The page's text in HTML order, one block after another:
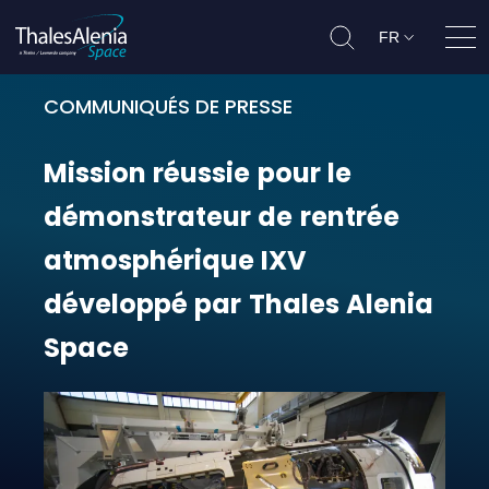
FR
COMMUNIQUÉS DE PRESSE
Mission réussie pour le
Mission réussie pour le
démonstrateur de rentrée
atmosphérique IXV
développé par ThalesAlenia
Space